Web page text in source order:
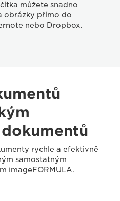
můžete snadno
obrázky přímo do
nebo Dropbox.
rychle a efektivně
samostatným
imageFORMULA.